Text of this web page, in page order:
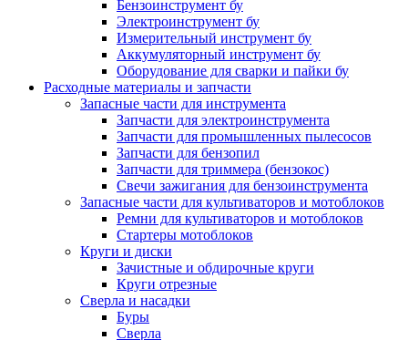
Бензоинструмент бу
Электроинструмент бу
Измерительный инструмент бу
Аккумуляторный инструмент бу
Оборудование для сварки и пайки бу
Расходные материалы и запчасти
Запасные части для инструмента
Запчасти для электроинструмента
Запчасти для промышленных пылесосов
Запчасти для бензопил
Запчасти для триммера (бензокос)
Свечи зажигания для бензоинструмента
Запасные части для культиваторов и мотоблоков
Ремни для культиваторов и мотоблоков
Стартеры мотоблоков
Круги и диски
Зачистные и обдирочные круги
Круги отрезные
Сверла и насадки
Буры
Сверла